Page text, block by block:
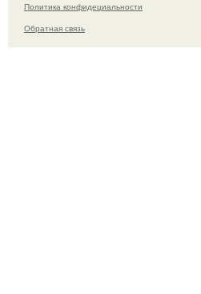
Политика конфидециальности
Обратная связь